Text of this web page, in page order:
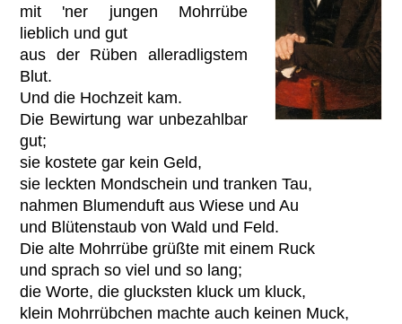
mit 'ner jungen Mohrrübe
lieblich und gut
aus der Rüben alleradligstem
Blut.
Und die Hochzeit kam.
Die Bewirtung war unbezahlbar
gut;
sie kostete gar kein Geld,
sie leckten Mondschein und tranken Tau,
nahmen Blumenduft aus Wiese und Au
und Blütenstaub von Wald und Feld.
Die alte Mohrrübe grüßte mit einem Ruck
und sprach so viel und so lang;
die Worte, die glucksten kluck um kluck,
klein Mohrrübchen machte auch keinen Muck,